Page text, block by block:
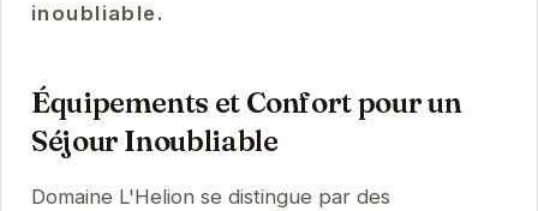
inoubliable.
Équipements et Confort pour un
Séjour Inoubliable
Domaine L'Helion se distingue par des